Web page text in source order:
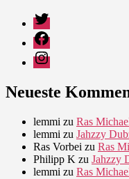
Twitter
Facebook
Instagram
Neueste
lemmi zu Ras
lemmi zu Jahzzy
Ras Vorbei zu Ras
Philipp K zu Jahzzy
lemmi zu Ras